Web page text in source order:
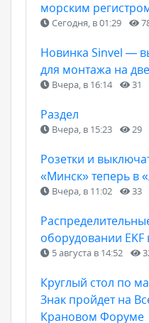
морским
Сегодня, в 01:29
Новинка Sinvel —
для монтажа на
Вчера, в 16:14 31
Раздел
Вчера, в 15:23 29
Розетки и
«Минск» теперь в
Вчера, в 11:02 33
оборудовании EKF
5 августа в 14:52
Круглый стол по
Знак пройдет на
Крановом Форуме